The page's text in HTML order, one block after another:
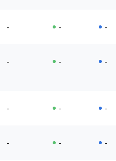
- - -
- - -
- - -
- - -